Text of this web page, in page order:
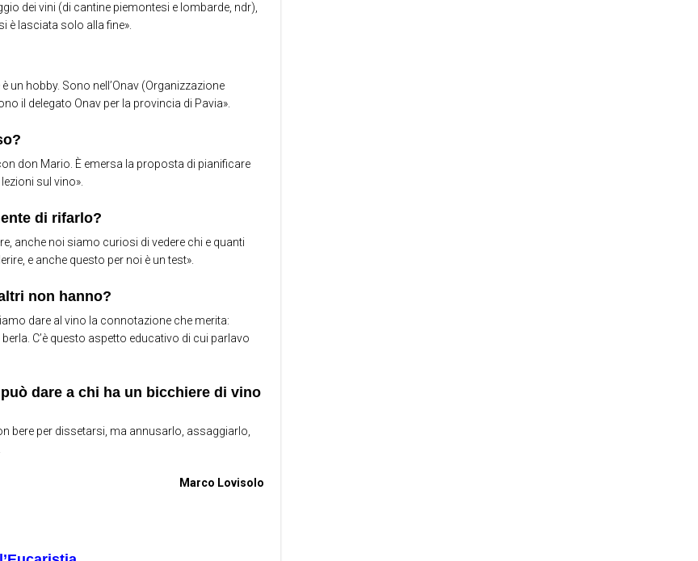
dei vini (di cantine piemontesi e lombarde, ndr),
è lasciata solo alla fine».
un hobby. Sono nell’Onav (Organizzazione
il delegato Onav per la provincia di Pavia».
don Mario. È emersa la proposta di pianificare
sul vino».
di rifarlo?
anche noi siamo curiosi di vedere chi e quanti
e anche questo per noi è un test».
non hanno?
dare al vino la connotazione che merita:
C’è questo aspetto educativo di cui parlavo
dare a chi ha un bicchiere di vino
bere per dissetarsi, ma annusarlo, assaggiarlo,
Marco Lovisolo